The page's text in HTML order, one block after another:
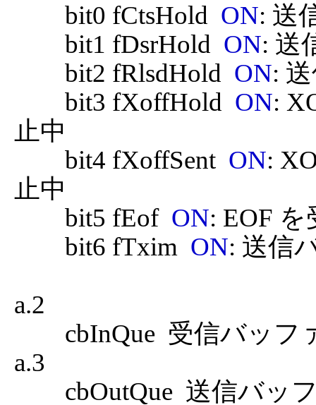
	bit0 fCtsHold
ON: 送
	bit1 fDsrHold
ON: 送
	bit2 fRlsdHold
ON:
	bit3 fXoffHold
ON:
止中
	bit4 fXoffSent
ON:
止中
	bit5 fEof
ON: EOF
	bit6 fTxim
ON: 送信
a.2
a.3